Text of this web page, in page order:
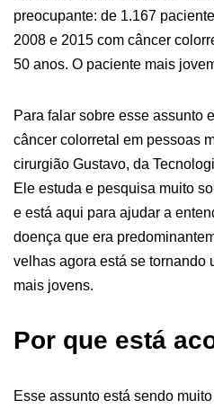
preocupante: de 1.167
2008 e 2015 com câncer
50 anos. O paciente mais
Para falar sobre esse assunto
câncer colorretal em pessoas
cirurgião Gustavo, da
Ele estuda e pesquisa muito
e está aqui para ajudar a
doença que era
velhas agora está se tornando
mais jovens.
Por que está
Esse assunto está sendo